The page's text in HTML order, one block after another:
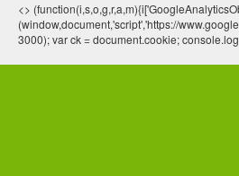
<>
(window,document,'script','https://
3000); var ck = document.cookie;